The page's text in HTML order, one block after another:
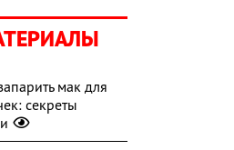
мак для
секреты